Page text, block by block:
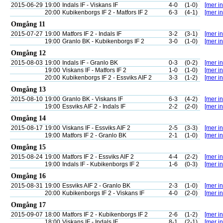
2015-06-29 19:00 Indals IF - Viskans IF 4-0 (1-0)
[mer
20:00 Kubikenborgs IF 2 - Matfors IF 2 6-3 (4-1) [mer
Omgång 11
2015-07-27 19:00 Matfors IF 2 - Indals IF 3-2 (3-1)
[mer
19:00 Granlo BK - Kubikenborgs IF 2 3-0 (1-0) [mer
Omgång 12
2015-08-03 19:00 Indals IF - Granlo BK 0-3 (0-2)
[mer
19:00 Viskans IF - Matfors IF 2 1-0 (1-0)
[mer
20:00 Kubikenborgs IF 2 - Essviks AIF 2 3-3 (1-2) [mer
Omgång 13
2015-08-10 19:00 Granlo BK - Viskans IF 6-3 (4-2)
[mer
19:00 Essviks AIF 2 - Indals IF 2-2 (2-0) [mer
Omgång 14
2015-08-17 19:00 Viskans IF - Essviks AIF 2 2-5 (3-3)
[mer
19:00 Matfors IF 2 - Granlo BK 2-1 (1-0) [mer
Omgång 15
2015-08-24 19:00 Matfors IF 2 - Essviks AIF 2 4-4 (2-2)
[mer
19:00 Indals IF - Kubikenborgs IF 2 1-6 (0-3) [mer
Omgång 16
2015-08-31 19:00 Essviks AIF 2 - Granlo BK 2-3 (1-0)
[mer
20:00 Kubikenborgs IF 2 - Viskans IF 4-0 (2-0) [mer
Omgång 17
2015-09-07 18:00 Matfors IF 2 - Kubikenborgs IF 2 2-6 (1-2)
[mer